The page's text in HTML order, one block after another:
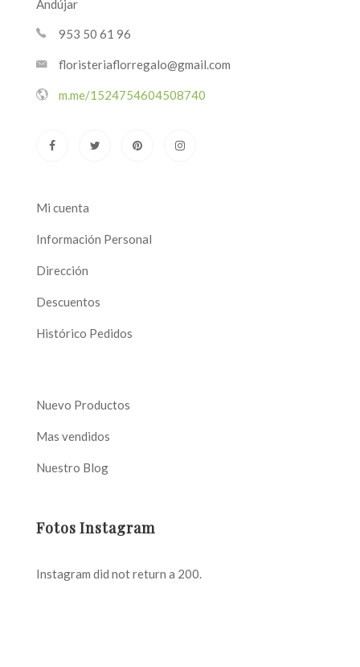
Andújar
953 50 61 96
floristeriaflorregalo@gmail.com
m.me/1524754604508740
Mi cuenta
Información Personal
Dirección
Descuentos
Histórico Pedidos
Nuevo Productos
Mas vendidos
Nuestro Blog
Fotos Instagram
Instagram did not return a 200.